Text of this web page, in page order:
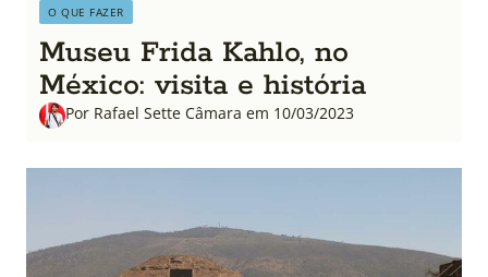
O QUE FAZER
Museu Frida Kahlo, no
México: visita e história
Por Rafael Sette Câmara em 10/03/2023